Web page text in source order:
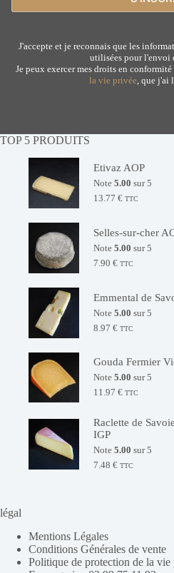
J'accepte et je reconnais que les
utilisées pour l'envoi
Je peux exercer mes droits en conformité
la vie privée, que j'ai
TOP 5 PRODUITS
Etivaz AOP
Note 5.00 sur 5
13.77 € TTC
Selles-sur-cher
Note 5.00 sur 5
7.90 € TTC
Emmental de
Note 5.00 sur 5
8.97 € TTC
Gouda Fermier
Note 5.00 sur 5
11.97 € TTC
Raclette de
IGP
Note 5.00 sur 5
7.48 € TTC
légal
Mentions Légales
Conditions Générales de vente
Politique de protection de la vie